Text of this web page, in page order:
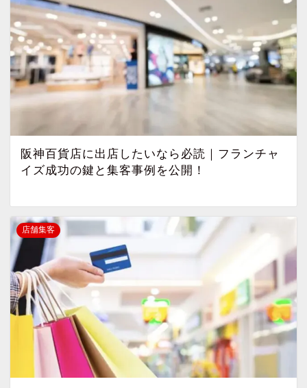
阪神百貨店に出店したいなら必読｜フランチャ
イズ成功の鍵と集客事例を公開！
店舗集客